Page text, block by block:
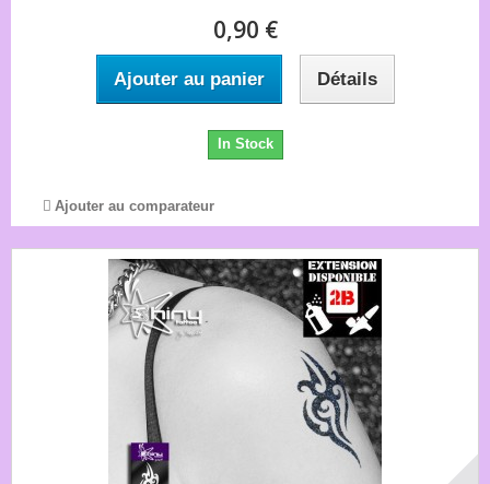
0,90 €
Ajouter au panier Détails
In Stock
Ajouter au comparateur